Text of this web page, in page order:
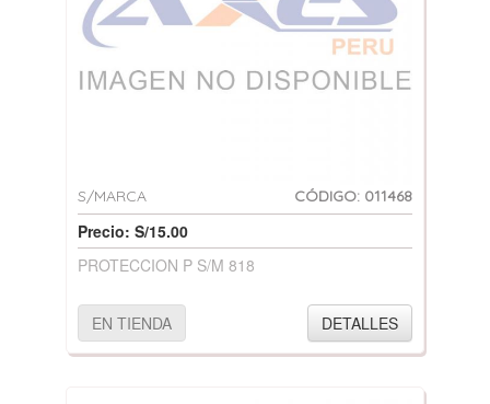
S/MARCA CÓDIGO: 011468
Precio: S/15.00
PROTECCION P S/M 818
EN TIENDA DETALLES